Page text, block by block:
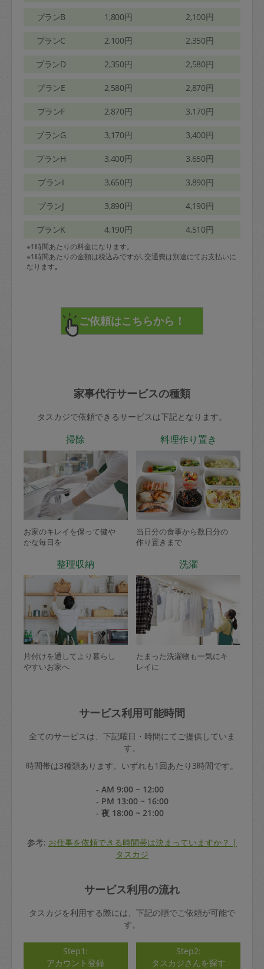
プランB 1,800円 2,100円
プランC 2,100円 2,350円
プランD 2,350円 2,580円
プランE 2,580円 2,870円
プランF 2,870円 3,170円
プランG 3,170円 3,400円
プランH 3,400円 3,650円
プランI 3,650円 3,890円
プランJ 3,890円 4,190円
プランK 4,190円 4,510円
※1時間あたりの料金になります。
※1時間あたりの金額は税込みですが､交通費は別途にてお支払いに
なります｡
家事代行サービスの種類
タスカジで依頼できるサービスは下記となります。
掃除
お家のキレイを保って健や
かな毎日を
料理作り置き
当日分の食事から数日分の
作り置きまで
整理収納
片付けを通してより暮らし
やすいお家へ
洗濯
たまった洗濯物も一気にキ
レイに
サービス利用可能時間
全てのサービスは、下記曜日・時間にてご提供していま
す。
時間帯は3種類あります。いずれも1回あたり3時間です。
- AM 9:00 ~ 12:00
- PM 13:00 ~ 16:00
- 夜 18:00 ~ 21:00
参考: お仕事を依頼できる時間帯は決まっていますか？ |
タスカジ
サービス利用の流れ
タスカジを利用する際には、下記の順でご依頼が可能で
す。
Step1:
アカウント登録
Step2:
タスカジさんを探す